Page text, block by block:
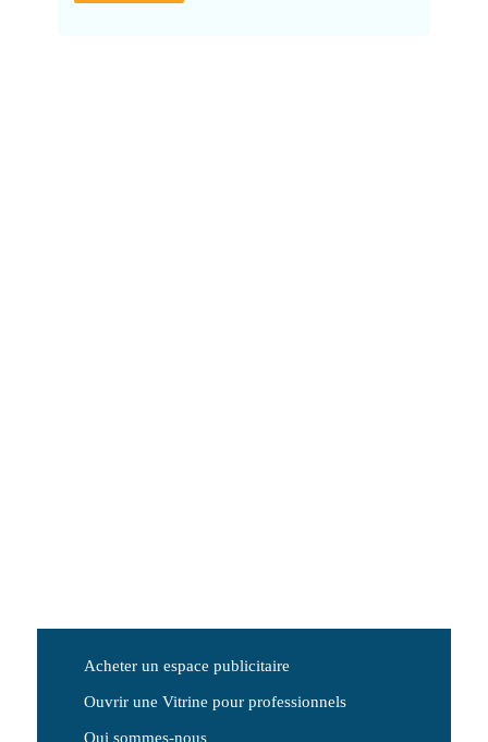
Acheter un espace publicitaire
Ouvrir une Vitrine pour professionnels
Qui sommes-nous